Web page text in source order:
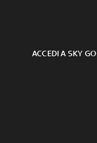
ACCEDI A SKY GO